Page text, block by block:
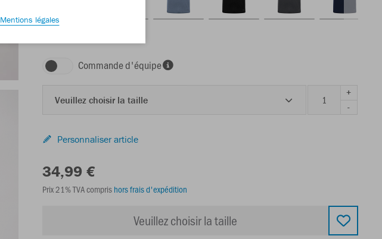
Commande d'équipe
Veuillez choisir la taille
+
-
Personnaliser article
34,99 €
Prix 21% TVA compris hors frais d'expédition
Veuillez choisir la taille
Mentions légales